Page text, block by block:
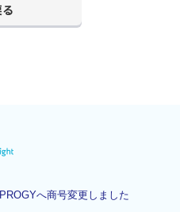
へ商号変更しました